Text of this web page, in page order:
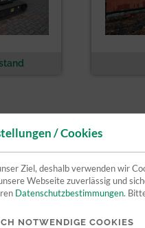
/ Cookies
Ziel, deshalb verwenden wir
Webseite zuverlässig und
Datenschutzbestimmungen.
NOTWENDIGE COOKIES